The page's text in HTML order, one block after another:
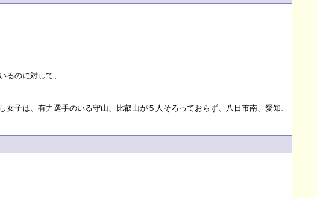
のに対して、
子は、有力選手のいる守山、比叡山が５人そろっておらず、八日市南、愛知、